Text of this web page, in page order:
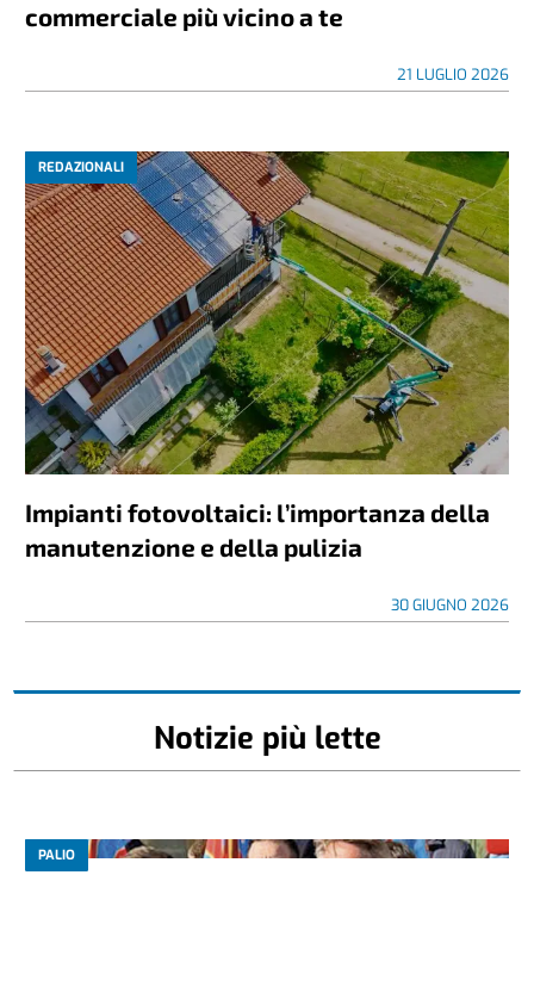
commerciale più vicino a te
21 LUGLIO 2026
REDAZIONALI
Impianti fotovoltaici: l’importanza della
manutenzione e della pulizia
30 GIUGNO 2026
Notizie più lette
PALIO